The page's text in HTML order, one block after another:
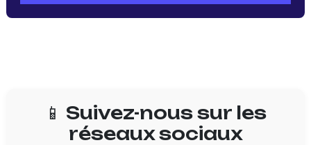
📱 Suivez-nous sur les
réseaux sociaux